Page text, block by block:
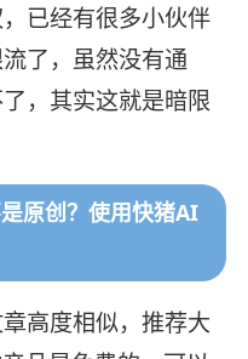
已经有很多小伙伴
了，虽然没有通
，其实这就是暗限
原创？使用快猪AI
高度相似，推荐大